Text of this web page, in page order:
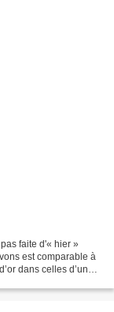
faite d'« hier »
est comparable à
dans celles d’un